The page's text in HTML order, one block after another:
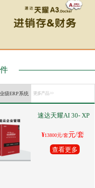
级ERP系统 更多产品 >>
速达天耀AI 30- XP
¥13800元/套元/套
查看更多